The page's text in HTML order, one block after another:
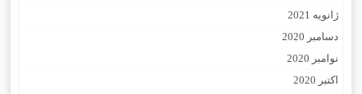
ژانویه 2021
دسامبر 2020
نوامبر 2020
اکتبر 2020